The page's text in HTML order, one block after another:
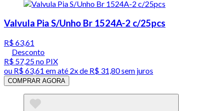
Valvula Pia S/Unho Br 1524A-2 c/25pcs
R$ 63,61
Desconto
R$ 57,25no PIX
ou R$ 63,61 em até 2x de R$ 31,80 sem juros
COMPRAR AGORA